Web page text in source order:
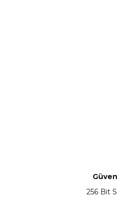
256 Bit